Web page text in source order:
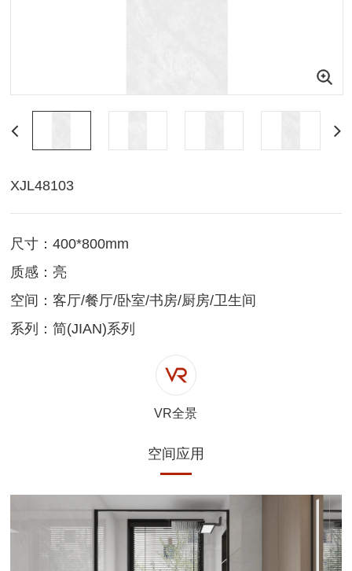
XJL48103
尺寸：400*800mm
质感：亮
空间：客厅/餐厅/卧室/书房/厨房/卫生间
系列：简(JIAN)系列
VR全景
空间应用